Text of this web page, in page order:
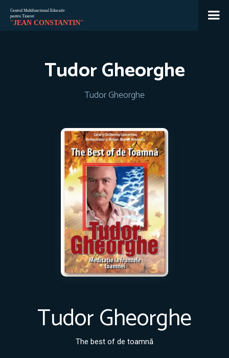
Tudor Gheorghe
Tudor Gheorghe
Tudor Gheorghe
The best of de toamnă
Asistent Centrul Jean Constantin